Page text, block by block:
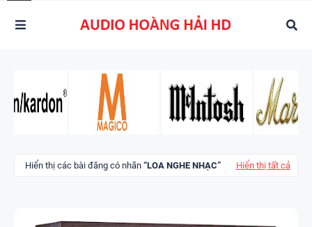
Hiển thị các bài đăng có nhãn LOA NGHE NHẠC Hiển thị tất cả